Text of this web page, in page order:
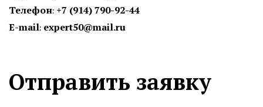
Телефон +7 (914) 790-92-44
E-mail expert50@mail.ru
Отправить заявку